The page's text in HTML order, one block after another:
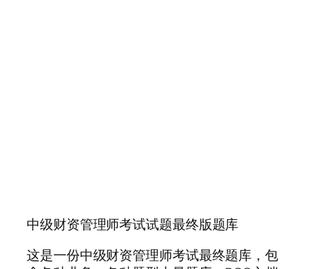
中级财资管理师考试试题最终版题库
这是一份中级财资管理师考试最终题库，包